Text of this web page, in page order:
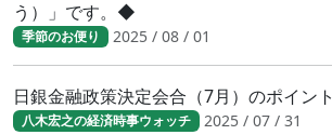
う）」です。◆
季節のお便り 2025 / 08 / 01
日銀金融政策決定会合（7月）のポイント
八木宏之の経済時事ウォッチ 2025 / 07 / 31